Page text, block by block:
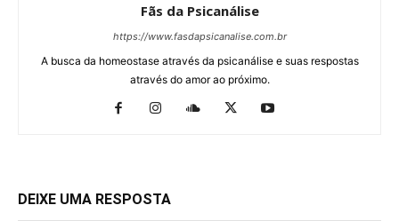
Fãs da Psicanálise
https://www.fasdapsicanalise.com.br
A busca da homeostase através da psicanálise e suas respostas
através do amor ao próximo.
DEIXE UMA RESPOSTA